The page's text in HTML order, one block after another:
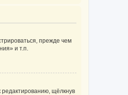
прежде чем
и т.п.
щёлкнув